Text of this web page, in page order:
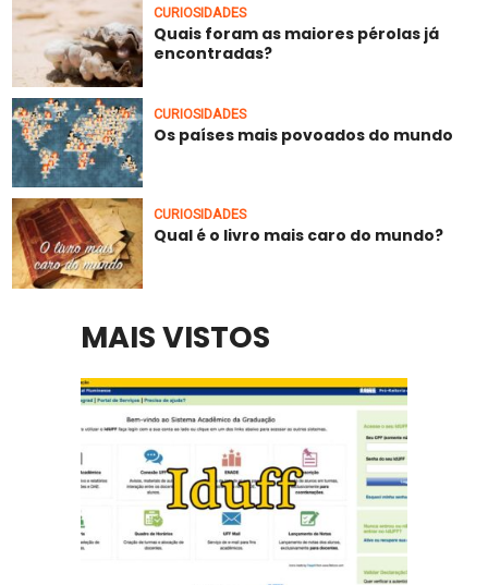
CURIOSIDADES
Quais foram as maiores pérolas já
encontradas?
CURIOSIDADES
Os países mais povoados do mundo
CURIOSIDADES
Qual é o livro mais caro do mundo?
MAIS VISTOS